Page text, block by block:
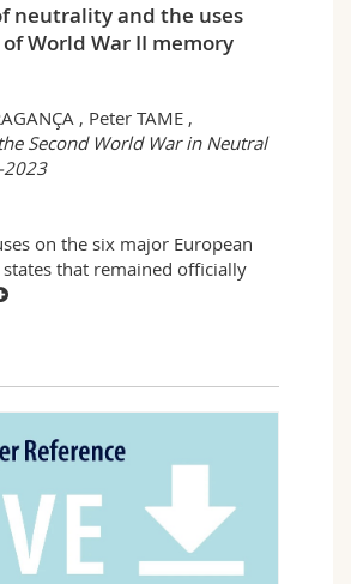
neutrality and the uses
World War II memory
, Peter TAME ,
Second World War in Neutral
2023
on the six major European
that remained officially